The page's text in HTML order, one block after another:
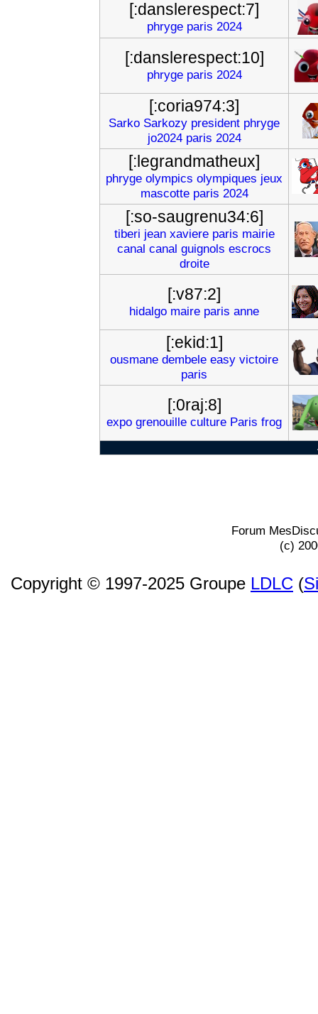
[:danslerespect:7]
phryge paris 2024
[:danslerespect:10]
phryge paris 2024
[:coria974:3]
Sarko Sarkozy president phryge
jo2024 paris 2024
[:legrandmatheux]
phryge olympics olympiques jeux
mascotte paris 2024
[:so-saugrenu34:6]
tiberi jean xaviere paris mairie
canal canal guignols escrocs
droite
[:v87:2]
hidalgo maire paris anne
[:ekid:1]
ousmane dembele easy victoire
paris
[:0raj:8]
expo grenouille culture Paris frog
Forum
(c)
Copyright © 1997-2025 Groupe LDLC (